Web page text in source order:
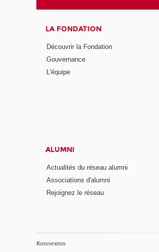
LA FONDATION
Découvrir la Fondation
Gouvernance
L'équipe
ALUMNI
Actualités du réseau alumni
Associations d'alumni
Rejoignez le réseau
Konnexion